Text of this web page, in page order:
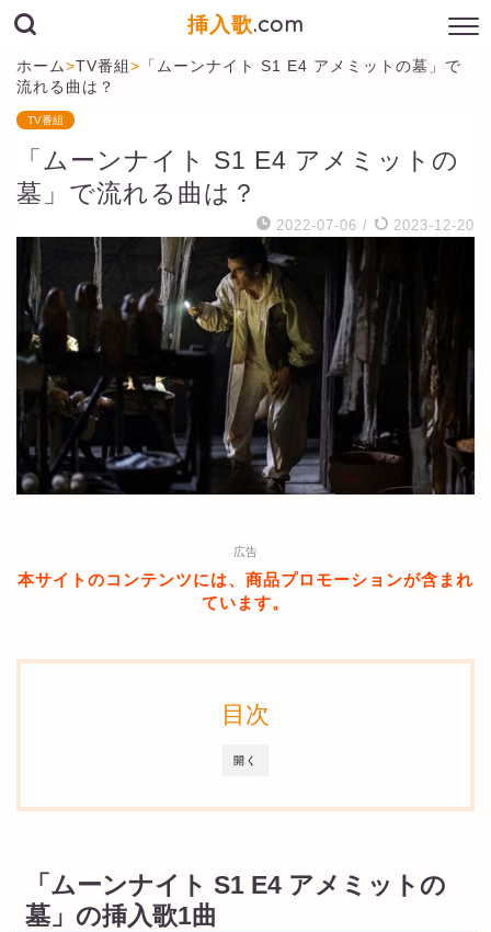
挿入歌.com
ホーム>TV番組> 「ムーンナイト S1 E4 アメミットの墓」で
流れる曲は？
TV番組
「ムーンナイト S1 E4 アメミットの
墓」で流れる曲は？
2022-07-06 / 2023-12-20
広告
本サイトのコンテンツには、商品プロモーションが含まれ
ています。
開く
目次
「ムーンナイト S1 E4 アメミットの
墓」の挿入歌1曲